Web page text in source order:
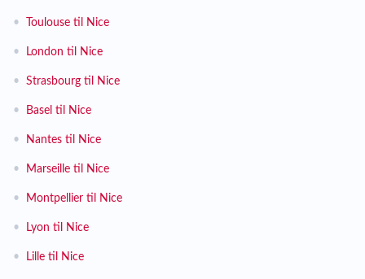
• Toulouse til Nice
• London til Nice
• Strasbourg til Nice
• Basel til Nice
• Nantes til Nice
• Marseille til Nice
• Montpellier til Nice
• Lyon til Nice
• Lille til Nice